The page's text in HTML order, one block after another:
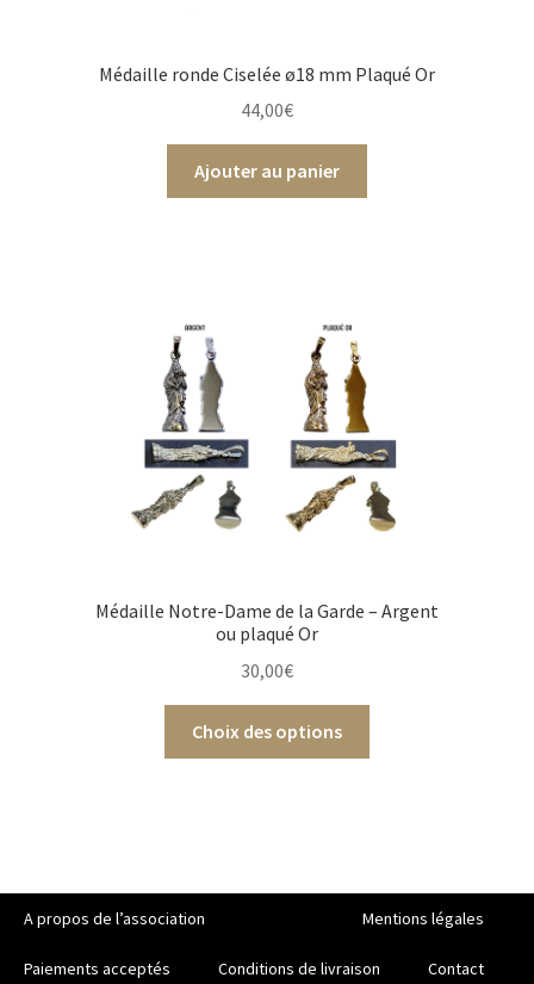
Médaille ronde Ciselée ø18 mm Plaqué Or
44,00€
Ajouter au panier
Médaille Notre-Dame de la Garde – Argent
ou plaqué Or
30,00€
Choix des options
A propos de l’association Mentions légales
Paiements acceptés Conditions de livraison Contact